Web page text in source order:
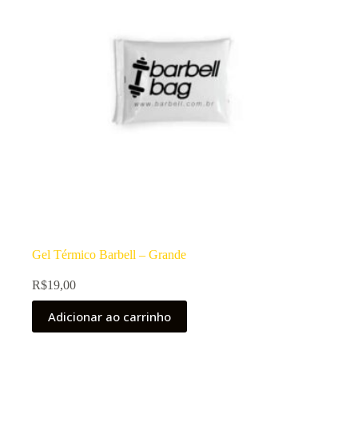
Gel Térmico Barbell – Grande
R$19,00
Adicionar ao carrinho